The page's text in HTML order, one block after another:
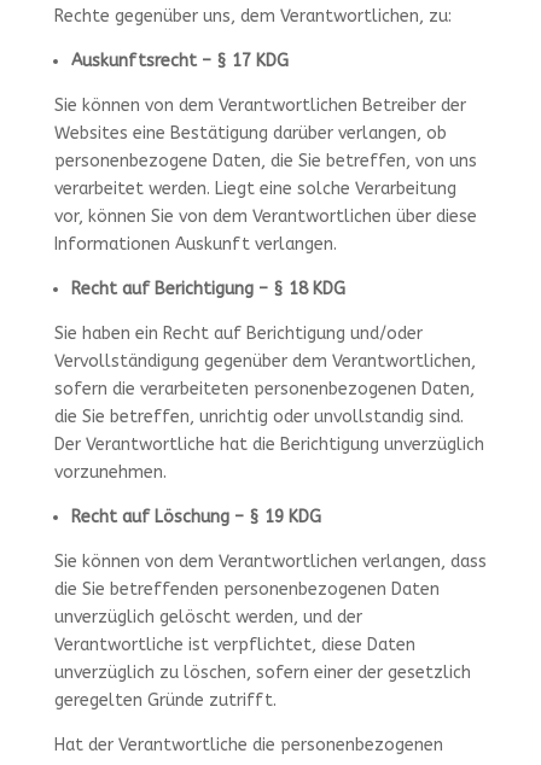
Rechte gegenüber uns, dem Verantwortlichen, zu:
Auskunftsrecht – § 17 KDG
Sie können von dem Verantwortlichen Betreiber der
Websites eine Bestätigung darüber verlangen, ob
personenbezogene Daten, die Sie betreffen, von uns
verarbeitet werden. Liegt eine solche Verarbeitung
vor, können Sie von dem Verantwortlichen über diese
Informationen Auskunft verlangen.
Recht auf Berichtigung – § 18 KDG
Sie haben ein Recht auf Berichtigung und/oder
Vervollständigung gegenüber dem Verantwortlichen,
sofern die verarbeiteten personenbezogenen Daten,
die Sie betreffen, unrichtig oder unvollstandig sind.
Der Verantwortliche hat die Berichtigung unverzüglich
vorzunehmen.
Recht auf Löschung – § 19 KDG
Sie können von dem Verantwortlichen verlangen, dass
die Sie betreffenden personenbezogenen Daten
unverzüglich gelöscht werden, und der
Verantwortliche ist verpflichtet, diese Daten
unverzüglich zu löschen, sofern einer der gesetzlich
geregelten Gründe zutrifft.
Hat der Verantwortliche die personenbezogenen